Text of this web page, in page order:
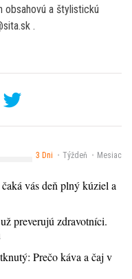
a štylistickú
.
3 Dni Týždeň Mesiac
vás deň plný kúziel a
preverujú zdravotníci.
Prečo káva a čaj v